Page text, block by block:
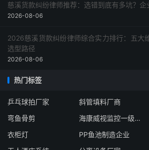
慈溪货款纠纷律师推荐：选错到底有多坑？
2026-08-06
2026慈溪货款纠纷律师综合实力排行：五大
选型路径
2026-08-06
热门标签
乒乓球拍厂家 斜管填料厂商
弯鱼骨剪
海康威视监控一级经销商
衣柜灯
PP鱼池制造企业